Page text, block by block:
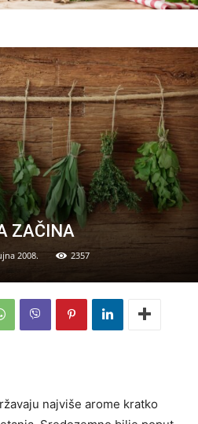
ZAČINA
2008. 2357
najviše arome kratko